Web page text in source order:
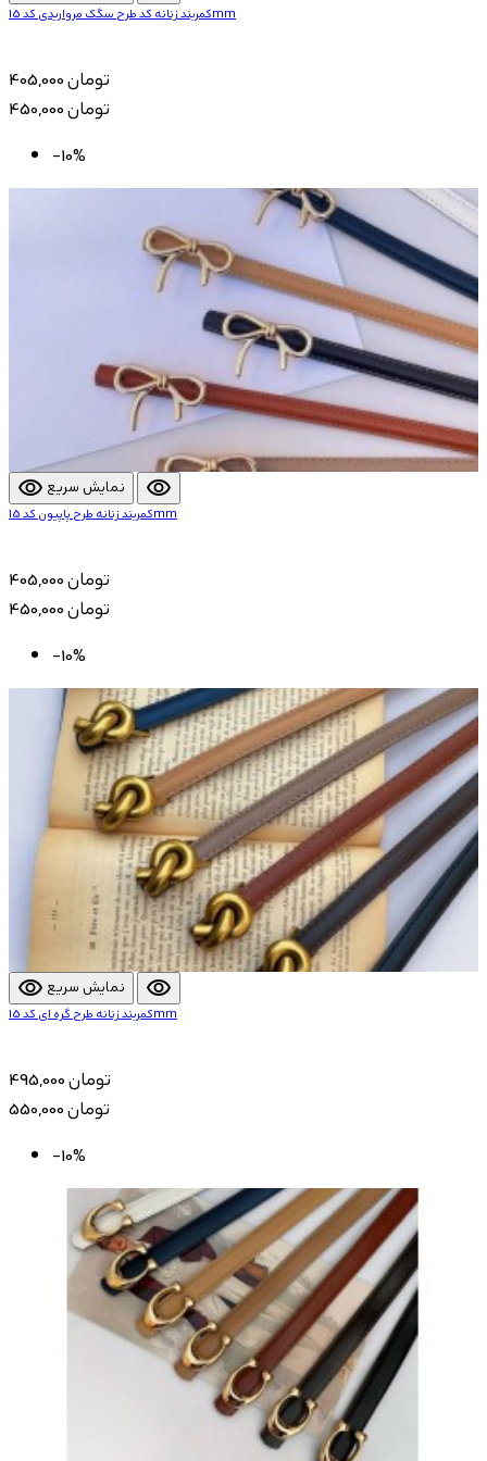
کمربند زنانه کد طرح سگک مرواریدی کد 15mm
405,000 تومان
450,000 تومان
-10%
visibility نمایش سریع visibility
کمربند زنانه طرح پاپیون کد 15mm
405,000 تومان
450,000 تومان
-10%
visibility نمایش سریع visibility
کمربند زنانه طرح گره ای کد 15mm
495,000 تومان
550,000 تومان
-10%